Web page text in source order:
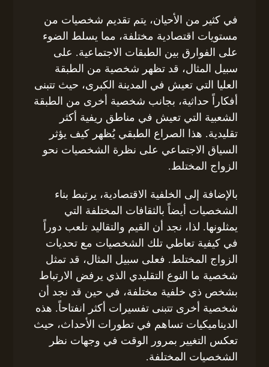
في كثير من الأحيان، يتم تقديم شخصيات من
مستويات اقتصادية مختلفة، مما يسلط الضوء
على الفوارق بين الطبقات الاجتماعية. على
سبيل المثال، قد تظهر شخصية من الطبقة
العليا التي تعيش في المدينة الكبرى، حيث تتبنى
أفكاراً حداثية، بجانب شخصية أخرى من الطبقة
الشعبية التي تعيش في مناطق ريفية أكثر
تقليدية. هذا الصراع الطبقي يُظهر كيف يؤثر
السياق الاجتماعي على نظرة الشخصيات نحو
الزواج المختلط.
بالإضافة إلى الخلفية الاقتصادية، يرتبط بناء
الشخصيات أيضاً بالثقافات المختلفة التي
يمثلونها. لذا، نجد أن القيم والتقاليد تلعب دوراً
في كيفية تعاطي تلك الشخصيات مع تحديات
الزواج المختلط. فعلى سبيل المثال، قد تمثل
شخصية ما النوع التقليدي الذي يرفض الارتباط
بشخص ذي خلفية مختلفة، في حين قد نجد أن
شخصية أخرى تتبنى تفسيرات أكثر انفتاحاً. هذه
الديناميكيات تساهم في تطورات الأحداث، حيث
تعكس التغيير بمرور الوقت في وجهات نظر
الشخصيات المختلفة.